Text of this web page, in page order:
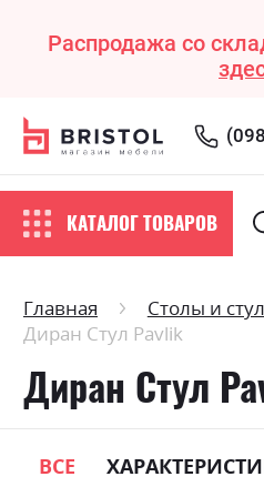
Распродажа со
КАТАЛОГ ТОВАРОВ
Главная Столы и
Диран Стул Pavlik
Диран Стул
ВСЕ